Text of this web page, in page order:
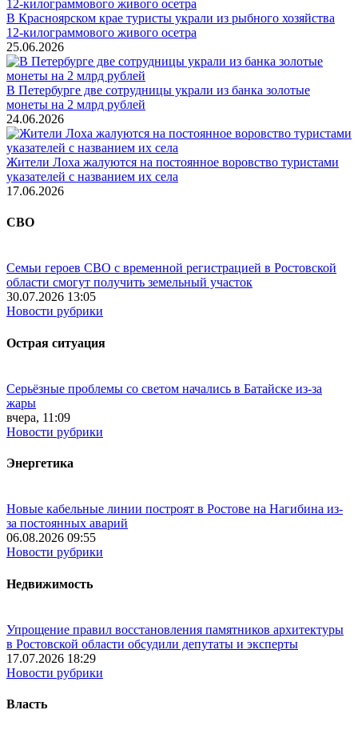
В Красноярском крае туристы украли из рыбного хозяйства
12-килограммового живого осетра
25.06.2026
В Петербурге две сотрудницы украли из банка золотые
монеты на 2 млрд рублей
24.06.2026
Жители Лоха жалуются на постоянное воровство туристами
указателей с названием их села
17.06.2026
СВО
Семьи героев СВО с временной регистрацией в Ростовской
области смогут получить земельный участок
30.07.2026 13:05
Новости рубрики
Острая ситуация
Серьёзные проблемы со светом начались в Батайске из-за
жары
вчера, 11:09
Новости рубрики
Энергетика
Новые кабельные линии построят в Ростове на Нагибина из-
за постоянных аварий
06.08.2026 09:55
Новости рубрики
Недвижимость
Упрощение правил восстановления памятников архитектуры
в Ростовской области обсудили депутаты и эксперты
17.07.2026 18:29
Новости рубрики
Власть